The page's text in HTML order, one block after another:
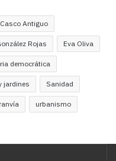
Casco Antiguo
Rojas Eva Oliva
democrática
jardines Sanidad
urbanismo